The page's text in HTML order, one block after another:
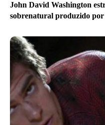
John David Washington
sobrenatural produzido